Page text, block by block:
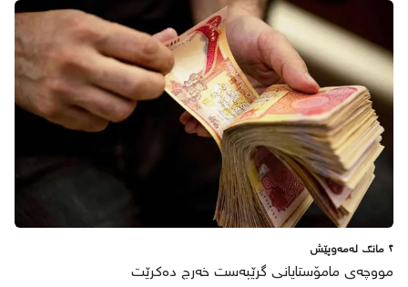
٢ مانگ لەمەوپێش
مووچەی مامۆستایانی گرێبەست خەرج دەکرێت